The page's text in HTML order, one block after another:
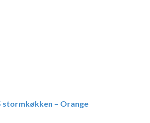
stormkøkken – Orange